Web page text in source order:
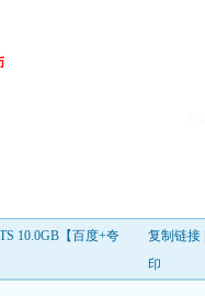
10.0GB【百度+夸
复制链接|
印